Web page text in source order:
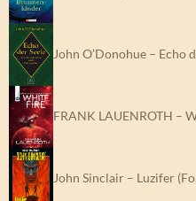
John O’Donohue – Echo
FRANK LAUENROTH –
John Sinclair – Luzifer